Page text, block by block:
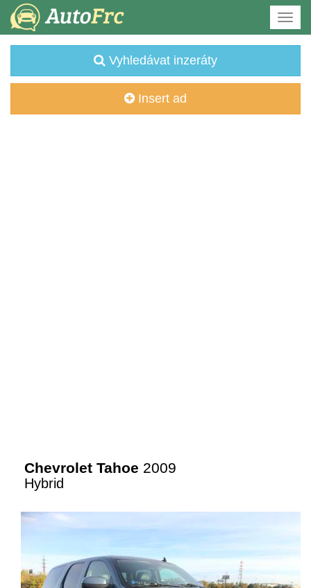
Vyhledávat inzeráty
Insert ad
Chevrolet Tahoe 2009
Hybrid